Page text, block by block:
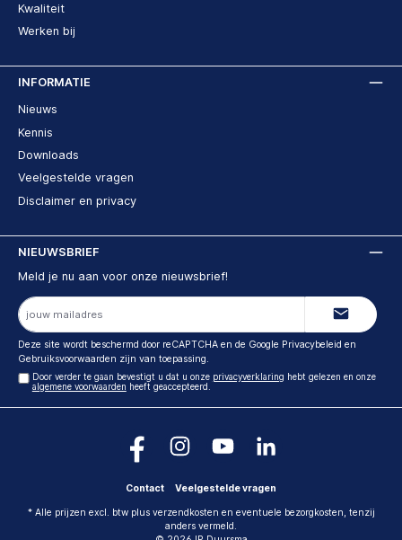
Kwaliteit
Werken bij
INFORMATIE
Nieuws
Kennis
Downloads
Veelgestelde vragen
Disclaimer en privacy
NIEUWSBRIEF
Meld je nu aan voor onze nieuwsbrief!
E-
mailadres
Deze site wordt beschermd door reCAPTCHA en de Google Privacybeleid en
Gebruiksvoorwaarden zijn van toepassing.
Door verder te gaan bevestigt u dat u onze privacyverklaring hebt gelezen en onze
algemene voorwaarden heeft geaccepteerd.
Contact Veelgestelde vragen
* Alle prijzen excl. btw plus verzendkosten en eventuele bezorgkosten, tenzij
anders vermeld.